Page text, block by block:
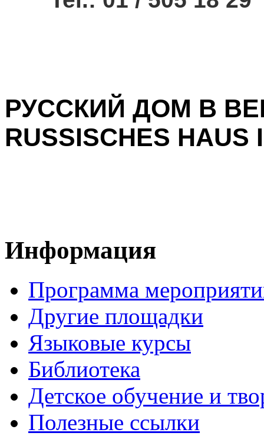
РУССКИЙ ДОМ В
RUSSISCHES HAUS
Информация
Программа
Другие площадки
Языковые курсы
Библиотека
Детское обучение и
Полезные ссылки